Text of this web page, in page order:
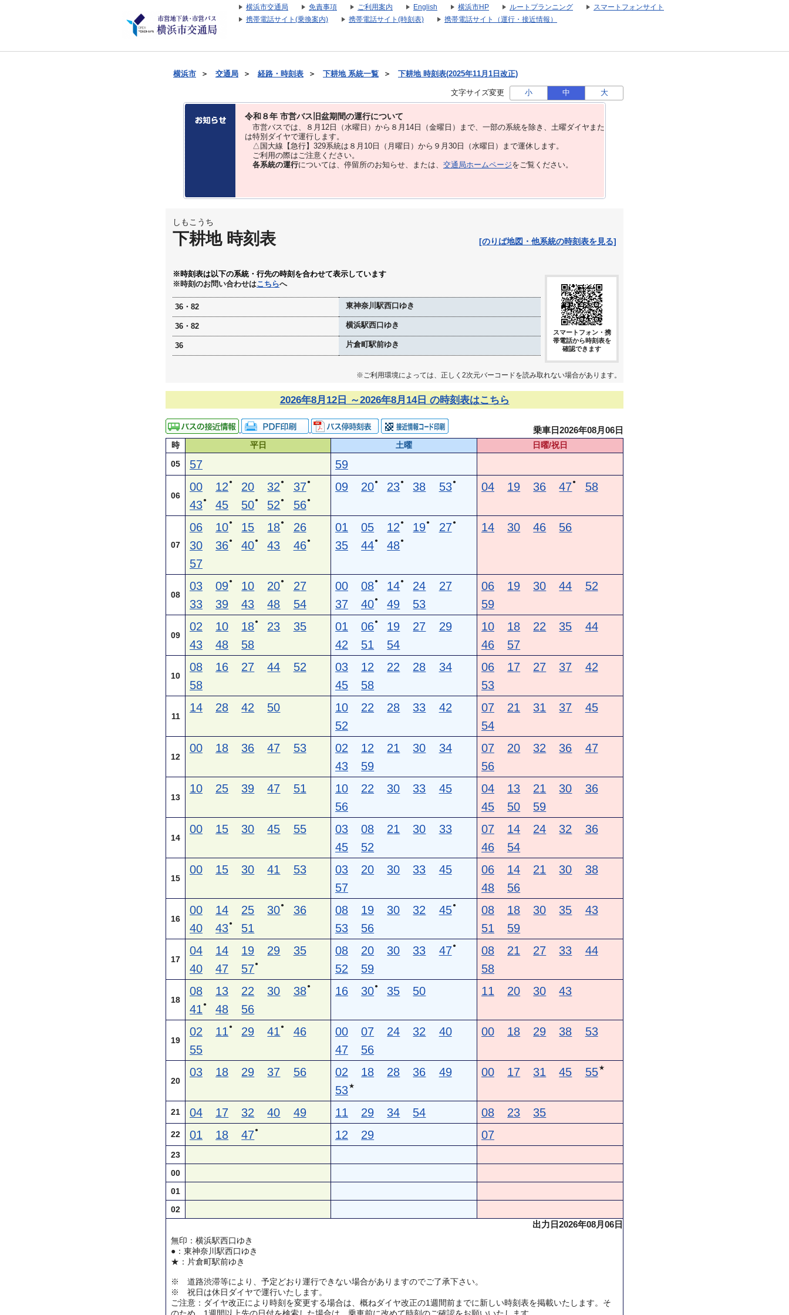
横浜市交通局 免責事項 ご利用案内 English 横浜市HP ルートプランニング
スマートフォンサイト
携帯電話サイト(乗換案内)
携帯電話サイト(時刻表) 携帯電話サイト（運行・接近情報）
横浜市 ＞ 交通局 ＞ 経路・時刻表 ＞ 下耕地 系統一覧 ＞ 下耕地 時刻表(2025年11月1日改正)
文字サイズ変更 小 中 大
令和８年 市営バス旧盆期間の運行について
市営バスでは、８⽉12⽇（水曜日）から８⽉14⽇（金曜日）まで、⼀部の系統を除き、⼟曜ダイヤまた
は特別ダイヤで運⾏します。
△国大線【急行】329系統は８月10日（月曜日）から９月30日（水曜日）まで運休します。
ご利用の際はご注意ください。
各系統の運行については、停留所のお知らせ、または、 交通局ホームページをご覧ください。
しもこうち
下耕地 時刻表 [のりば地図・他系統の時刻表を見る]
※時刻表は以下の系統・行先の時刻を合わせて表示しています
※時刻のお問い合わせはこちらへ
36・82 東神奈川駅西口ゆき
36・82 横浜駅西口ゆき
36 片倉町駅前ゆき
スマートフォン・携
帯電話から時刻表を
確認できます
※ご利用環境によっては、正しく2次元バーコードを読み取れない場合があります。
2026年8月12日 ～2026年8月14日 の時刻表はこちら
乗車日2026年08月06日
時 平日 土曜
日曜/祝日
05
57 59
06
00 12 ● 20 32 ● 37 ●
43● 45 50● 52 ● 56 ●
09 20● 23● 38 53 ● 04 19 36 47● 58
07
06 10● 15 18●
26
30
36● 40● 43 46 ●
57
01 05 12 ● 19● 27 ●
35 44● 48●
14 30 46 56
08
03 09● 10 20●
27
33
39 43 48 54
00 08● 14● 24
27
37
40● 49 53
06 19 30 44
52
59
09
02 10 18● 23
35
43
48 58
01 06● 19 27
29
42
51 54
10 18 22 35
44
46
57
10
08 16 27 44
52
58
03 12 22 28
34
45
58
06 17 27 37
42
53
11
14 28 42 50 10 22 28 33
42
52
07 21 31 37
45
54
12
00 18 36 47 53 02 12 21 30
34
43
59
07 20 32 36
47
56
13
10 25 39 47 51 10 22 30 33
45
56
04 13 21 30
36
45
50 59
14
00 15 30 45 55 03 08 21 30
33
45
52
07 14 24 32
36
46
54
15
00 15 30 41 53 03 20 30 33
45
57
06 14 21 30
38
48
56
16
00 14 25 30●
36
40
43● 51
08 19 30 32 45 ●
53 56
08 18 30 35
43
51
59
17
04 14 19 29
35
40
47 57●
08 20 30 33 47 ●
52 59
08 21 27 33
44
58
18
08 13 22 30 38 ●
41 ● 48 56
16 30● 35 50 11 20 30 43
19
02 11 ● 29 41 ●
46
55
00 07 24 32
40
47
56
00 18 29 38 53
20
03 18 29 37 56 02 18 28 36
49
53★
00 17 31 45 55 ★
21 04 17 32 40 49 11 29 34 54 08 23 35
22 01 18 47● 12 29 07
23
00
01
02
出力日2026年08月06日
無印：横浜駅西口ゆき
●：東神奈川駅西口ゆき
★：片倉町駅前ゆき
※ 道路渋滞等により、予定どおり運行できない場合がありますのでご了承下さい。
※ 祝日は休日ダイヤで運行いたします。
ご注意：ダイヤ改正により時刻を変更する場合は、概ねダイヤ改正の1週間前までに新しい時刻表を掲載いたします。そ